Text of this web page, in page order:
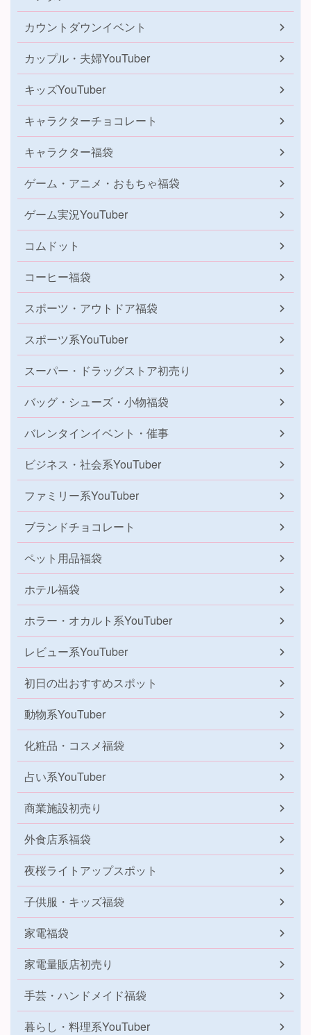
カウントダウンイベント
カップル・夫婦YouTuber
キッズYouTuber
キャラクターチョコレート
キャラクター福袋
ゲーム・アニメ・おもちゃ福袋
ゲーム実況YouTuber
コムドット
コーヒー福袋
スポーツ・アウトドア福袋
スポーツ系YouTuber
スーパー・ドラッグストア初売り
バッグ・シューズ・小物福袋
バレンタインイベント・催事
ビジネス・社会系YouTuber
ファミリー系YouTuber
ブランドチョコレート
ペット用品福袋
ホテル福袋
ホラー・オカルト系YouTuber
レビュー系YouTuber
初日の出おすすめスポット
動物系YouTuber
化粧品・コスメ福袋
占い系YouTuber
商業施設初売り
外食店系福袋
夜桜ライトアップスポット
子供服・キッズ福袋
家電福袋
家電量販店初売り
手芸・ハンドメイド福袋
暮らし・料理系YouTuber